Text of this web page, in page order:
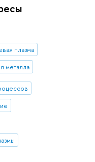
плазма
металла